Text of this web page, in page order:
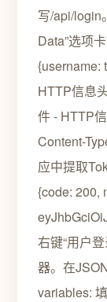
写/api/login
Data”选项
{username:
HTTP信息
件 - HTTP
Content-
应中提取
{code: 200,
右键“用户
器。在
variables: